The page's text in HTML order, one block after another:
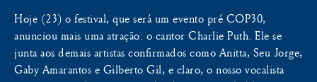
Hoje (23) o festival, que será um evento pré COP30,
anunciou mais uma atração: o cantor Charlie Puth. Ele se
junta aos demais artistas confirmados como Anitta, Seu Jorge,
Gaby Amarantos e Gilberto Gil, e claro, o nosso vocalista